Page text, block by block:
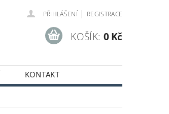
PŘIHLÁŠENÍ | REGISTRACE
KOŠÍK: 0 Kč
KONTAKT